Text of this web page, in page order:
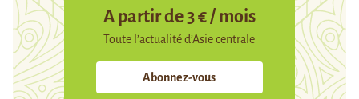
A partir de 3 € / mois
Toute l’actualité d’Asie centrale
Abonnez-vous